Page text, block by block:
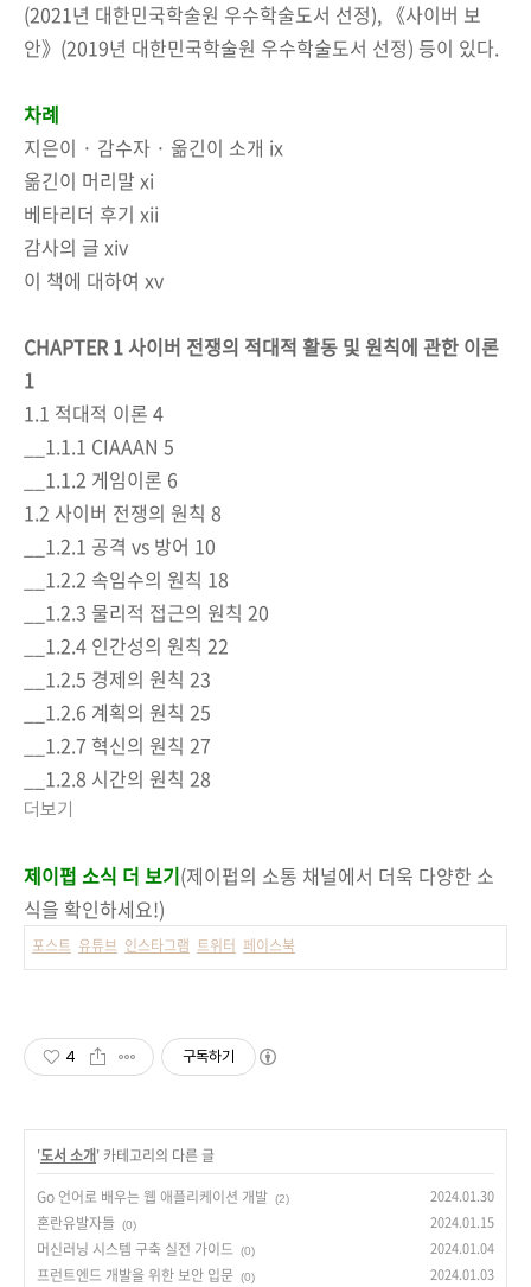
(2021년 대한민국학술원 우수학술도서 선정), 《사이버 보
안》(2019년 대한민국학술원 우수학술도서 선정) 등이 있다.
차례
지은이 · 감수자 · 옮긴이 소개 ix
옮긴이 머리말 xi
베타리더 후기 xii
감사의 글 xiv
이 책에 대하여 xv
CHAPTER 1 사이버 전쟁의 적대적 활동 및 원칙에 관한 이론
1
1.1 적대적 이론 4
__1.1.1 CIAAAN 5
__1.1.2 게임이론 6
1.2 사이버 전쟁의 원칙 8
__1.2.1 공격 vs 방어 10
__1.2.2 속임수의 원칙 18
__1.2.3 물리적 접근의 원칙 20
__1.2.4 인간성의 원칙 22
__1.2.5 경제의 원칙 23
__1.2.6 계획의 원칙 25
__1.2.7 혁신의 원칙 27
__1.2.8 시간의 원칙 28
더보기
제이펍 소식 더 보기(제이펍의 소통 채널에서 더욱 다양한 소
식을 확인하세요!)
포스트 유튜브 인스타그램 트위터 페이스북
4 구독하기
'도서 소개' 카테고리의 다른 글
Go 언어로 배우는 웹 애플리케이션 개발 (2) 2024.01.30
혼란유발자들 (0) 2024.01.15
머신러닝 시스템 구축 실전 가이드 (0) 2024.01.04
프런트엔드 개발을 위한 보안 입문 (0) 2024.01.03